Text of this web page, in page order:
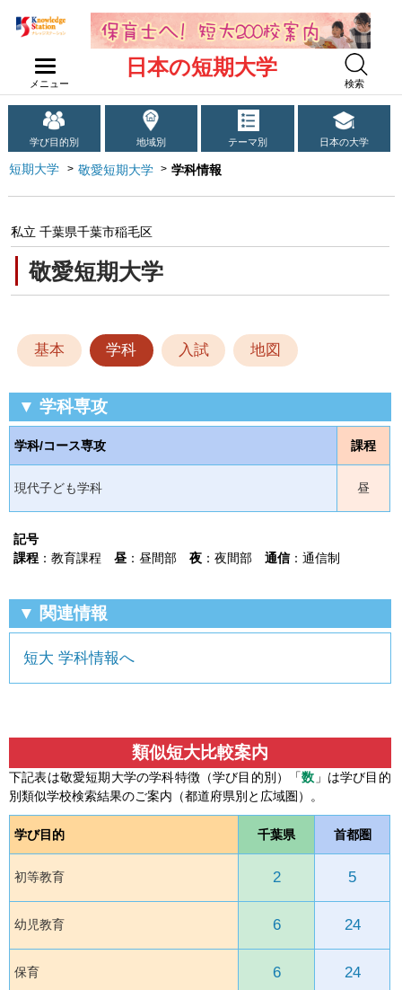
メニュー
日本の短期大学
検索
学び目的別 地域別 テーマ別 日本の大学
短期大学 敬愛短期大学 学科情報
敬愛短期大学
私立 千葉県千葉市稲毛区
基本 学科 入試 地図
▼ 学科専攻
学科/コース専攻 課程
現代子ども学科 昼
記号
課程 ：教育課程 昼 ：昼間部 夜 ：夜間部 通信：通信制
▼ 関連情報
短大 学科情報へ
類似短大比較案内
下記表は敬愛短期大学の学科特徴（学び目的別）「数 」は学び目的
別類似学校検索結果のご案内（都道府県別と広域圏）。
学び目的 千葉県 首都圏
初等教育 2 5
幼児教育 6 24
保育 6 24